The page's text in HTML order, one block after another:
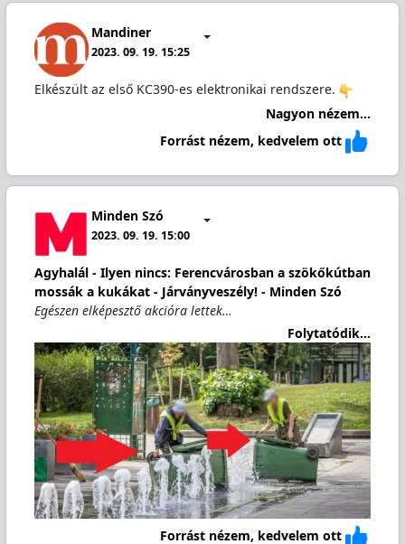
Mandiner
2023. 09. 19. 15:25
Elkészült az első KC390-es elektronikai rendszere.
Nagyon nézem...
Forrást nézem, kedvelem ott
Minden Szó
2023. 09. 19. 15:00
Agyhalál - Ilyen nincs: Ferencvárosban a szökőkútban
mossák a kukákat - Járványveszély! - Minden Szó
Egészen elképesztő akcióra lettek…
Folytatódik...
Forrást nézem, kedvelem ott